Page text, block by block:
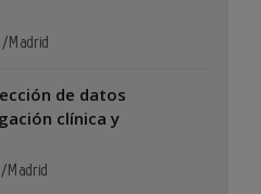
/ Madrid
de datos
clínica y
/ Madrid